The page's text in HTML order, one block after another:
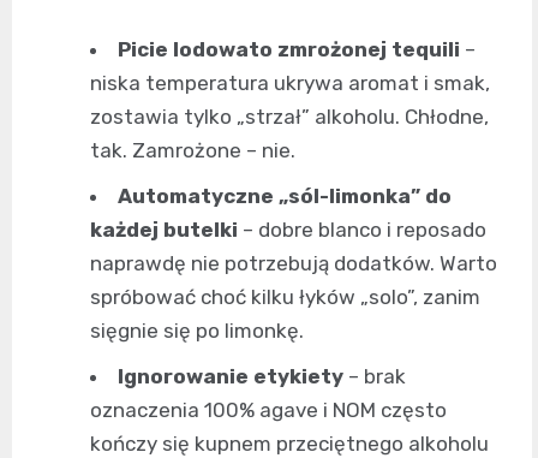
Picie lodowato zmrożonej tequili –
niska temperatura ukrywa aromat i smak,
zostawia tylko „strzał” alkoholu. Chłodne,
tak. Zamrożone – nie.
Automatyczne „sól-limonka” do
każdej butelki – dobre blanco i reposado
naprawdę nie potrzebują dodatków. Warto
spróbować choć kilku łyków „solo”, zanim
sięgnie się po limonkę.
Ignorowanie etykiety – brak
oznaczenia 100% agave i NOM często
kończy się kupnem przeciętnego alkoholu